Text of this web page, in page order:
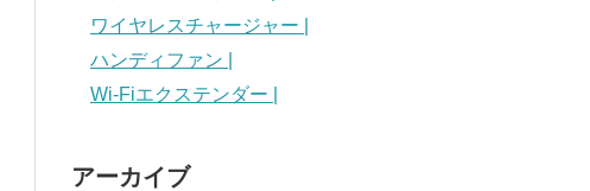
ワイヤレスチャージャー |
ハンディファン |
Wi-Fiエクステンダー |
アーカイブ